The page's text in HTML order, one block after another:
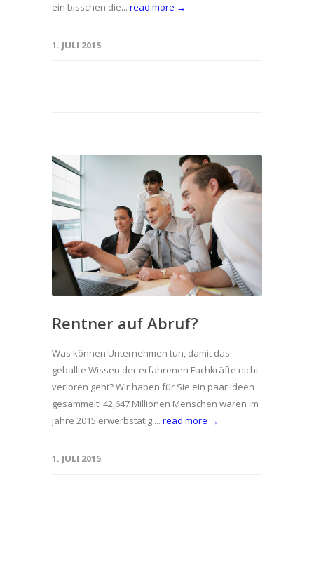
ein bisschen die... read more →
1. JULI 2015
Rentner auf Abruf?
Was können Unternehmen tun, damit das
geballte Wissen der erfahrenen Fachkräfte nicht
verloren geht? Wir haben für Sie ein paar Ideen
gesammelt! 42,647 Millionen Menschen waren im
Jahre 2015 erwerbstätig.... read more →
1. JULI 2015